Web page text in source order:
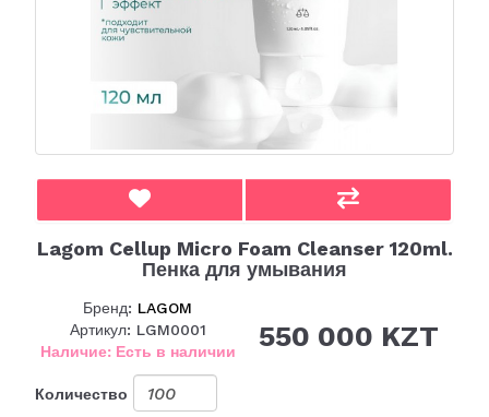
Lagom Cellup Micro Foam Cleanser 120ml.
Пенка для умывания
Бренд: LAGOM
Артикул: LGM0001
Наличие: Есть в наличии
550 000 KZT
Количество